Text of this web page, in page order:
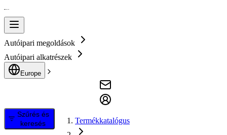
Autóipari megoldások
Autóipari alkatrészek
Europe
Szűrés és
keresés
Termékkatalógus